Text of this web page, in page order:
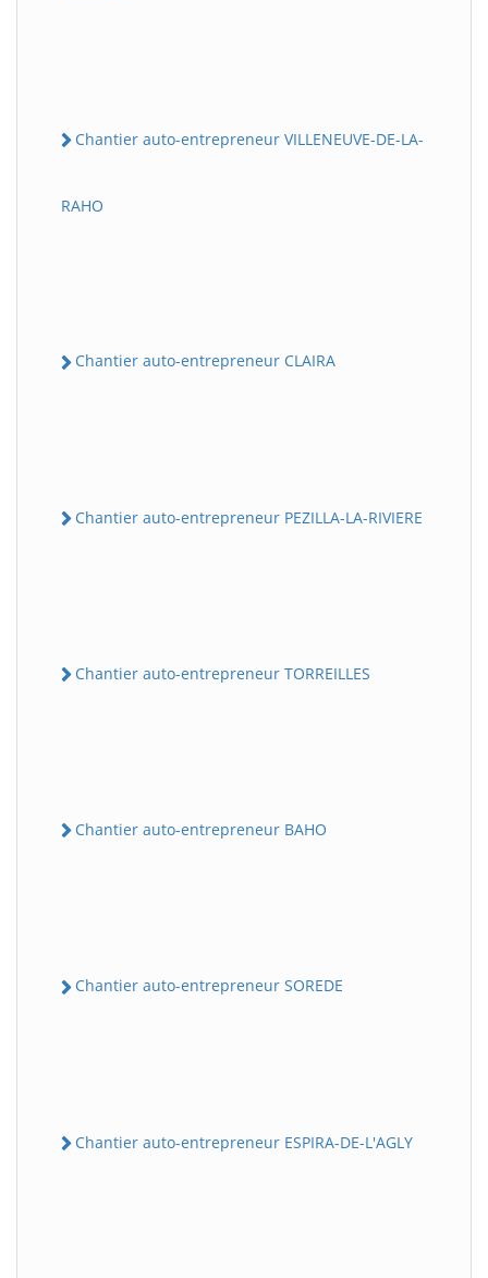
Chantier auto-entrepreneur VILLENEUVE-DE-LA-
RAHO
Chantier auto-entrepreneur CLAIRA
Chantier auto-entrepreneur PEZILLA-LA-RIVIERE
Chantier auto-entrepreneur TORREILLES
Chantier auto-entrepreneur BAHO
Chantier auto-entrepreneur SOREDE
Chantier auto-entrepreneur ESPIRA-DE-L'AGLY